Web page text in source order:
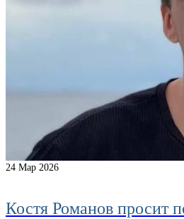
24 Мар 2026
Костя Романов просит